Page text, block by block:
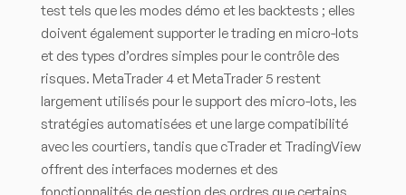
test tels que les modes démo et les backtests ; elles
doivent également supporter le trading en micro-lots
et des types d’ordres simples pour le contrôle des
risques. MetaTrader 4 et MetaTrader 5 restent
largement utilisés pour le support des micro-lots, les
stratégies automatisées et une large compatibilité
avec les courtiers, tandis que cTrader et TradingView
offrent des interfaces modernes et des
fonctionnalités de gestion des ordres que certains